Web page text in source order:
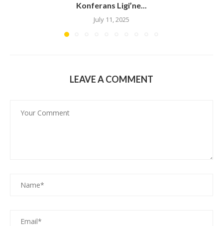
Konferans Ligi’ne...
July 11, 2025
LEAVE A COMMENT